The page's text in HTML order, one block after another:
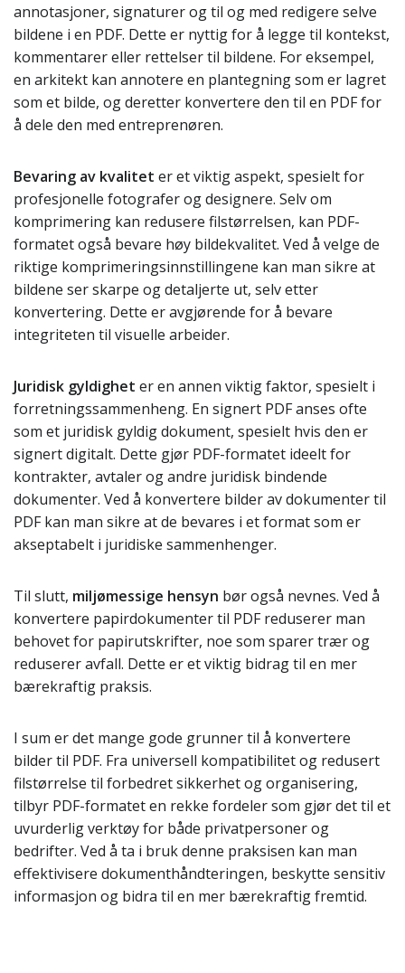
annotasjoner, signaturer og til og med redigere selve
bildene i en PDF. Dette er nyttig for å legge til kontekst,
kommentarer eller rettelser til bildene. For eksempel,
en arkitekt kan annotere en plantegning som er lagret
som et bilde, og deretter konvertere den til en PDF for
å dele den med entreprenøren.
Bevaring av kvalitet er et viktig aspekt, spesielt for
profesjonelle fotografer og designere. Selv om
komprimering kan redusere filstørrelsen, kan PDF-
formatet også bevare høy bildekvalitet. Ved å velge de
riktige komprimeringsinnstillingene kan man sikre at
bildene ser skarpe og detaljerte ut, selv etter
konvertering. Dette er avgjørende for å bevare
integriteten til visuelle arbeider.
Juridisk gyldighet er en annen viktig faktor, spesielt i
forretningssammenheng. En signert PDF anses ofte
som et juridisk gyldig dokument, spesielt hvis den er
signert digitalt. Dette gjør PDF-formatet ideelt for
kontrakter, avtaler og andre juridisk bindende
dokumenter. Ved å konvertere bilder av dokumenter til
PDF kan man sikre at de bevares i et format som er
akseptabelt i juridiske sammenhenger.
Til slutt, miljømessige hensyn bør også nevnes. Ved å
konvertere papirdokumenter til PDF reduserer man
behovet for papirutskrifter, noe som sparer trær og
reduserer avfall. Dette er et viktig bidrag til en mer
bærekraftig praksis.
I sum er det mange gode grunner til å konvertere
bilder til PDF. Fra universell kompatibilitet og redusert
filstørrelse til forbedret sikkerhet og organisering,
tilbyr PDF-formatet en rekke fordeler som gjør det til et
uvurderlig verktøy for både privatpersoner og
bedrifter. Ved å ta i bruk denne praksisen kan man
effektivisere dokumenthåndteringen, beskytte sensitiv
informasjon og bidra til en mer bærekraftig fremtid.